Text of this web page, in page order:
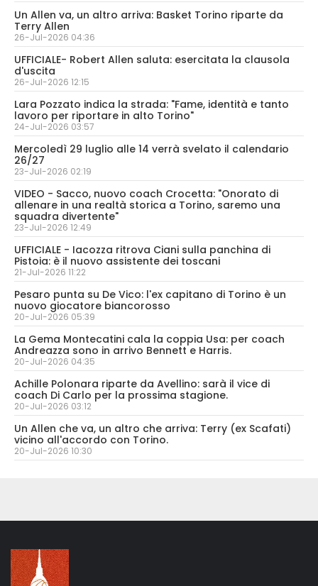
Un Allen va, un altro arriva: Basket Torino riparte da
Terry Allen
26-Jul-2026 04:36
UFFICIALE- Robert Allen saluta: esercitata la clausola
d'uscita
26-Jul-2026 12:15
Lara Pozzato indica la strada: "Fame, identità e tanto
lavoro per riportare in alto Torino"
24-Jul-2026 03:57
Mercoledì 29 luglio alle 14 verrà svelato il calendario
26/27
23-Jul-2026 02:19
VIDEO - Sacco, nuovo coach Crocetta: "Onorato di
allenare in una realtà storica a Torino, saremo una
squadra divertente"
23-Jul-2026 12:49
UFFICIALE - Iacozza ritrova Ciani sulla panchina di
Pistoia: è il nuovo assistente dei toscani
21-Jul-2026 11:22
Pesaro punta su De Vico: l'ex capitano di Torino è un
nuovo giocatore biancorosso
20-Jul-2026 05:39
La Gema Montecatini cala la coppia Usa: per coach
Andreazza sono in arrivo Bennett e Harris.
20-Jul-2026 04:35
Achille Polonara riparte da Avellino: sarà il vice di
coach Di Carlo per la prossima stagione.
20-Jul-2026 03:12
Un Allen che va, un altro che arriva: Terry (ex Scafati)
vicino all'accordo con Torino.
20-Jul-2026 10:30